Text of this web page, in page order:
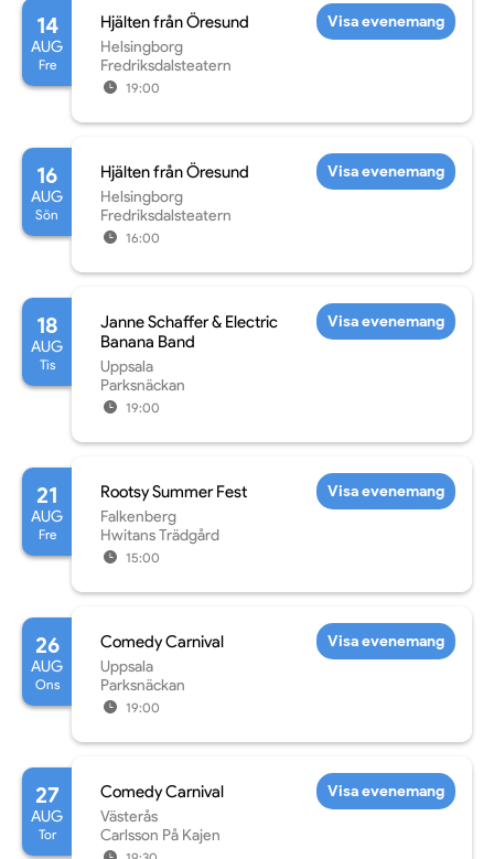
14
AUG
Fre
Hjälten från Öresund
Helsingborg
Fredriksdalsteatern
19:00
Visa evenemang
16
AUG
Sön
Hjälten från Öresund
Helsingborg
Fredriksdalsteatern
16:00
Visa evenemang
18
AUG
Tis
Janne Schaffer & Electric
Banana Band
Uppsala
Parksnäckan
19:00
Visa evenemang
21
AUG
Fre
Rootsy Summer Fest
Falkenberg
Hwitans Trädgård
15:00
Visa evenemang
26
AUG
Ons
Comedy Carnival
Uppsala
Parksnäckan
19:00
Visa evenemang
27
AUG
Tor
Comedy Carnival
Västerås
Carlsson På Kajen
Visa evenemang